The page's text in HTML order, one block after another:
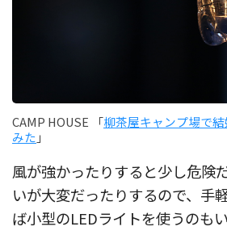
CAMP HOUSE 「柳茶屋キャンプ場で
みた 」
風が強かったりすると少し危険
いが大変だったりするので、手
ば小型のLEDライトを使うのもい